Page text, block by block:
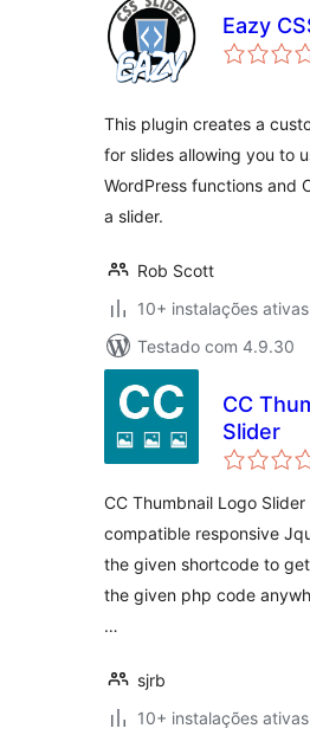
Eazy
This plugin creates a
for slides allowing you to
WordPress functions and
a slider.
Rob Scott
10+ instalações ativas
Testado com 4.9.30
CC
Slider
CC Thumbnail Logo Slider
compatible responsive
the given shortcode to
the given php code
…
sjrb
10+ instalações ativas